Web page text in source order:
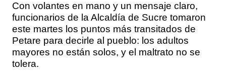
Con volantes en mano y un mensaje claro,
funcionarios de la Alcaldía de Sucre tomaron
este martes los puntos más transitados de
Petare para decirle al pueblo: los adultos
mayores no están solos, y el maltrato no se
tolera.